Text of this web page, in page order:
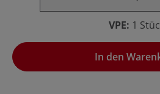
VPE: 1
In den